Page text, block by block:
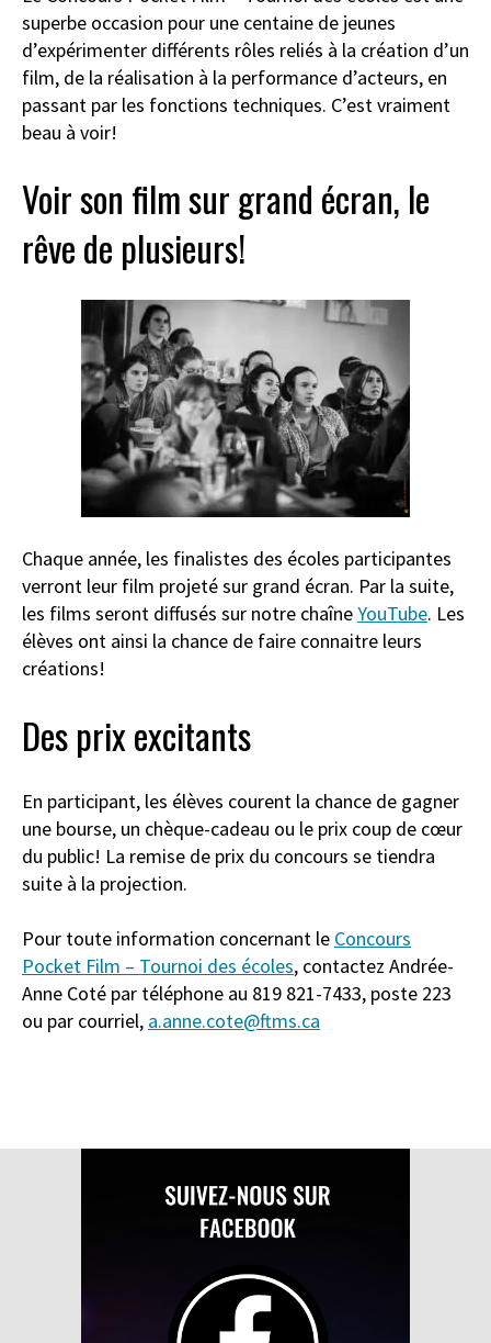
superbe occasion pour une centaine de jeunes
d’expérimenter différents rôles reliés à la création d’un
film, de la réalisation à la performance d’acteurs, en
passant par les fonctions techniques. C’est vraiment
beau à voir!
Voir son film sur grand écran, le
rêve de plusieurs!
Chaque année, les finalistes des écoles participantes
verront leur film projeté sur grand écran. Par la suite,
les films seront diffusés sur notre chaîneYouTube. Les
élèves ont ainsi la chance de faire connaitre leurs
créations!
Des prix excitants
En participant, les élèves courent la chance de gagner
une bourse, un chèque-cadeau ou le prix coup de cœur
du public! La remise de prix du concours se tiendra
suite à la projection.
Pour toute information concernant le Concours
Pocket Film – Tournoi des écoles, contactez Andrée-
Anne Coté par téléphone au 819 821-7433, poste 223
ou par courriel, a.anne.cote@ftms.ca